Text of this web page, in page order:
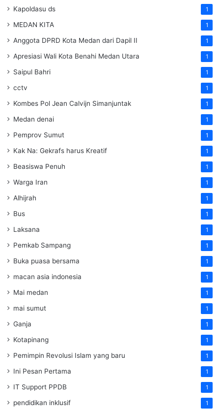
Kapoldasu ds 1
MEDAN KITA 1
Anggota DPRD Kota Medan dari Dapil II 1
Apresiasi Wali Kota Benahi Medan Utara 1
Saipul Bahri 1
cctv 1
Kombes Pol Jean Calvijn Simanjuntak 1
Medan denai 1
Pemprov Sumut 1
Kak Na: Gekrafs harus Kreatif 1
Beasiswa Penuh 1
Warga Iran 1
Alhijrah 1
Bus 1
Laksana 1
Pemkab Sampang 1
Buka puasa bersama 1
macan asia indonesia 1
Mai medan 1
mai sumut 1
Ganja 1
Kotapinang 1
Pemimpin Revolusi Islam yang baru 1
Ini Pesan Pertama 1
IT Support PPDB 1
pendidikan inklusif 1